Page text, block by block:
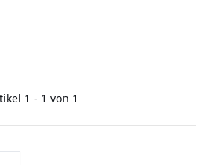
1 - 1 von 1